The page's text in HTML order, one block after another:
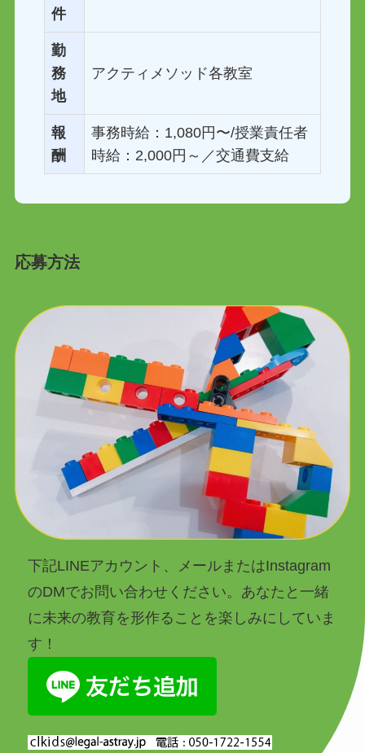
件
勤
務
地
アクティメソッド各教室
報
酬
事務時給：1,080円〜/授業責任者
時給：2,000円～／交通費支給
応募方法
下記LINEアカウント、メールまたはInstagram
のDMでお問い合わせください。あなたと一緒
に未来の教育を形作ることを楽しみにしていま
す！